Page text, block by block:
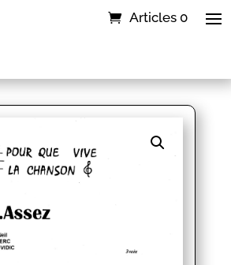
Articles 0